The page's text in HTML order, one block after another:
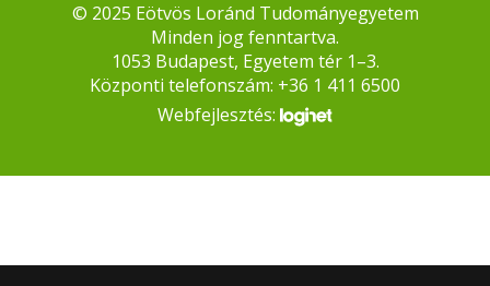
© 2025 Eötvös Loránd Tudományegyetem
Minden jog fenntartva.
1053 Budapest, Egyetem tér 1–3.
Központi telefonszám: +36 1 411 6500
Webfejlesztés: